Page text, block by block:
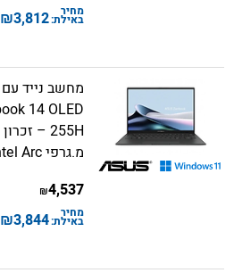
מחיר
באילת:3,812
₪
מ.גרפי Intel Arc – צבע אפור
4,537
₪
מחיר
באילת:3,844
₪